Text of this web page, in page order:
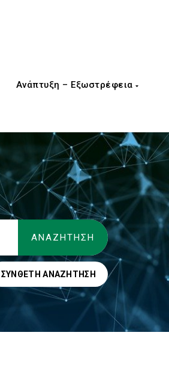
Ανάπτυξη – Εξωστρέφεια
ΣΎΝΘΕΤΗ ΑΝΑΖΉΤΗΣΗ